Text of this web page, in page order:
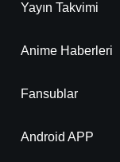
Yayın Takvimi
Anime Haberleri
Fansublar
Android APP